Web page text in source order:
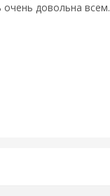
очень довольна всем.